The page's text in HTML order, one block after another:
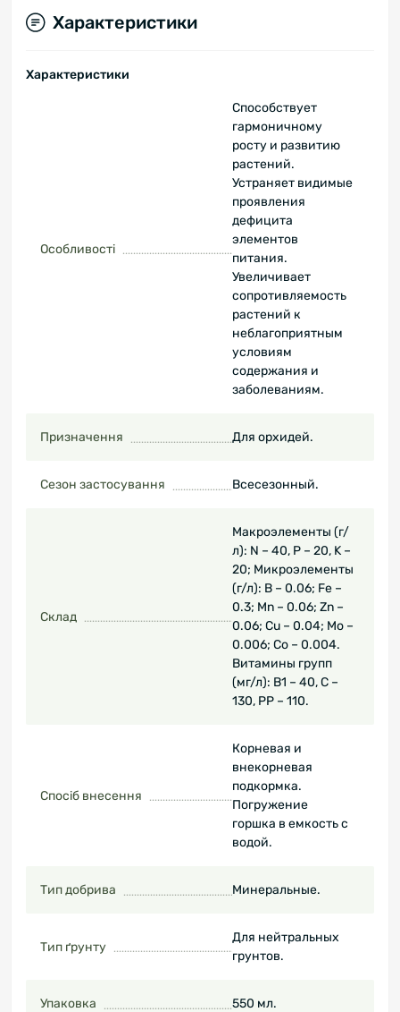
Характеристики
Характеристики
Особливості
Способствует
гармоничному
росту и развитию
растений.
Устраняет видимые
проявления
дефицита
элементов
питания.
Увеличивает
сопротивляемость
растений к
неблагоприятным
условиям
содержания и
заболеваниям.
Призначення Для орхидей.
Сезон застосування Всесезонный.
Склад
Макроэлементы (г/
л): N – 40, P – 20, K –
20; Микроэлементы
(г/л): B – 0.06; Fe –
0.3; Mn – 0.06; Zn –
0.06; Cu – 0.04; Mo –
0.006; Co – 0.004.
Витамины групп
(мг/л): В1 – 40, С –
130, РР – 110.
Спосіб внесення
Корневая и
внекорневая
подкормка.
Погружение
горшка в емкость с
водой.
Тип добрива Минеральные.
Тип ґрунту
Для нейтральных
грунтов.
Упаковка 550 мл.